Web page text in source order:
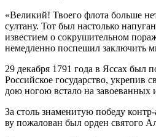
«Ве­ли­кий! Тво­е­го фло­та боль­ше
сул­та­ну. Тот был на­столь­ко
из­ве­сти­ем о со­кру­ши­тель­ном
немед­лен­но по­спе­шил за­клю­чить
29 де­каб­ря 1791 го­да в Яс­сах был
Рос­сий­ское го­су­дар­ство, укре­пив
дою но­гою вста­ло на за­во­е­ван­ных
За столь зна­ме­ни­тую по­бе­ду
ву по­жа­ло­ван был ор­ден свя­то­го